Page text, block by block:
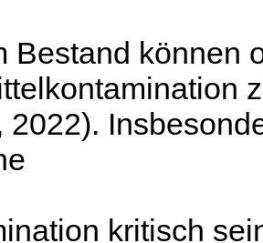
Bestand können
2022).
kritisch